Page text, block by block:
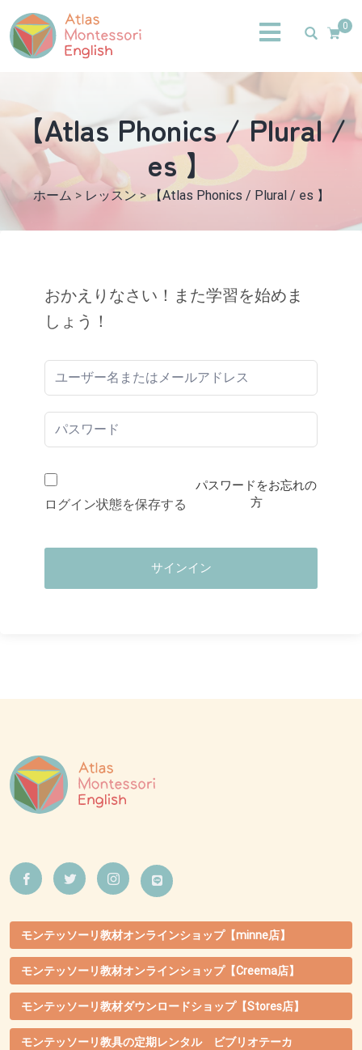
0
【Atlas Phonics / Plural /
es 】
ホーム > レッスン > 【Atlas Phonics / Plural / es 】
おかえりなさい！また学習を始めま
しょう！
ログイン状態を保存する
パスワードをお忘れの
方
サインイン
モンテッソーリ教材オンラインショップ【minne店】
モンテッソーリ教材オンラインショップ【Creema店】
モンテッソーリ教材ダウンロードショップ【Stores店】
モンテッソーリ教具の定期レンタル ビブリオテーカ